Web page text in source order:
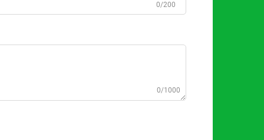
0/200
0/1000